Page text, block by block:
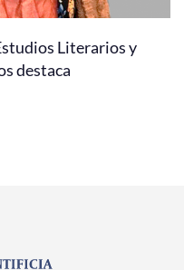
Literarios y
destaca